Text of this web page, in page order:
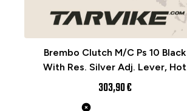
Brembo Clutch M/C Ps 10 Black
With Res. Silver Adj. Lever, Hot
Start
303,90 €